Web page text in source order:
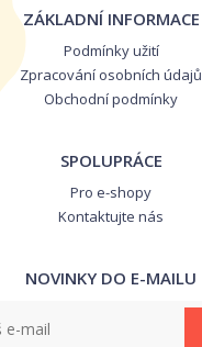
ZÁKLADNÍ INFORMACE
Podmínky užití
Zpracování osobních údajů
Obchodní podmínky
SPOLUPRÁCE
Pro e-shopy
Kontaktujte nás
NOVINKY DO E-MAILU